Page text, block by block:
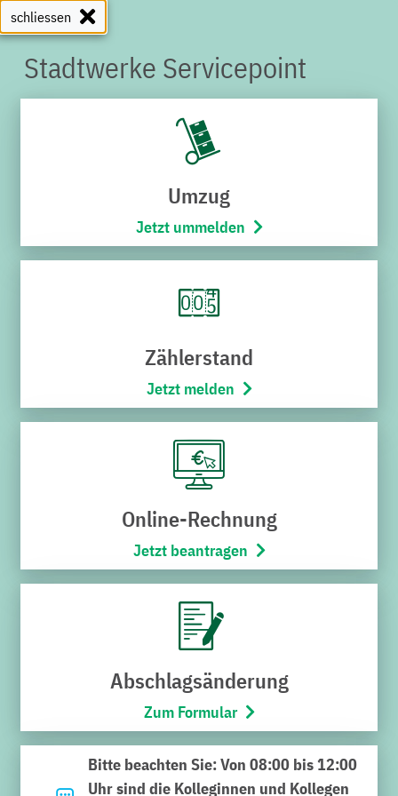
Kategorie:Aktuelles
22. Juli 2025
Der Weg des Trinkwassers
von der Quelle bis zum
Wasserhahn
Geführte Besichtigung des Heidelsheimer
schliessen
Stadtwerke Servicepoint
Umzug
Jetzt ummelden
Zählerstand
Jetzt melden
Online-Rechnung
Jetzt beantragen
Abschlagsänderung
Zum Formular
Bitte beachten Sie: Von 08:00 bis 12:00
Uhr sind die Kolleginnen und Kollegen